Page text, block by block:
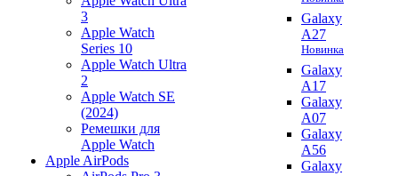
3
Apple Watch
Series 10
Apple Watch Ultra
2
Apple Watch SE
(2024)
Ремешки для
Apple Watch
Apple AirPods
Galaxy
A27
Новинка
Galaxy
A17
Galaxy
A07
Galaxy
A56
Galaxy